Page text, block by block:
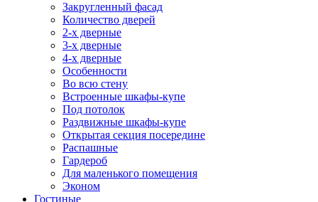
Закругленный фасад
Количество дверей
2-х дверные
3-х дверные
4-х дверные
Особенности
Во всю стену
Встроенные шкафы-купе
Под потолок
Раздвижные шкафы-купе
Открытая секция посередине
Распашные
Гардероб
Для маленького помещения
Эконом
Гостиные